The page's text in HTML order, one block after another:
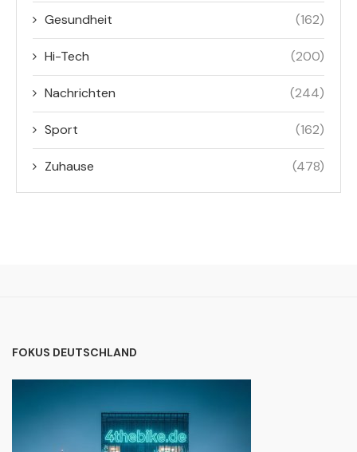
Gesundheit (162)
Hi-Tech (200)
Nachrichten (244)
Sport (162)
Zuhause (478)
FOKUS DEUTSCHLAND